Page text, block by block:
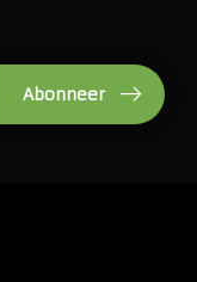
Abonneer